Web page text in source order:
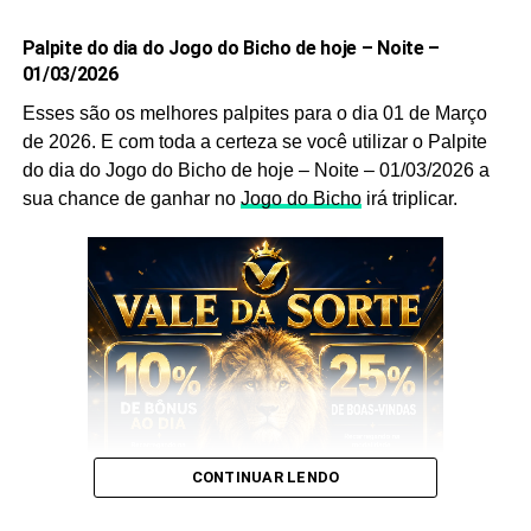
Após anotar as nossas dicas e os nossos
palpites do
bicho, anote também as
são indispensáveis, pois as utilizamos você aumenta
ainda mais a sua chance de acertar obichoque vai dar
no poste.
Palpite do dia do Jogo do Bicho
de hoje – Noite – 03/02/2026
Sem mais delongas esses são os nossosPalpites:
Palpite do dia do Jogo do Bicho de hoje – Noite –
01/03/2026
Esses são os melhores palpites para o dia 01 de Março
de 2026. E com toda a certeza se você utilizar o Palpite
do dia do Jogo do Bicho de hoje – Noite – 01/03/2026 a
sua chance de ganhar no Jogo do Bichoirá triplicar.
CONTINUAR LENDO